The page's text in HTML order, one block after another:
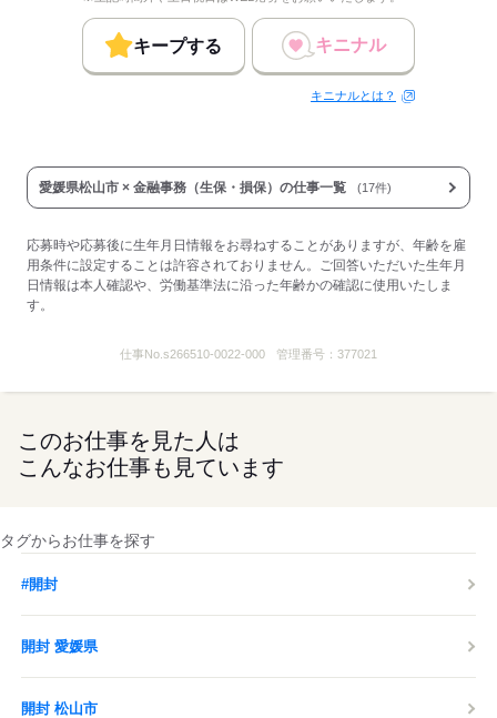
キープする キニナル
キニナルとは？
愛媛県松山市 × 金融事務（生保・損保）の仕事一覧 (17件)
応募時や応募後に生年月日情報をお尋ねすることがありますが、年齢を雇
用条件に設定することは許容されておりません。ご回答いただいた生年月
日情報は本人確認や、労働基準法に沿った年齢かの確認に使用いたしま
す。
仕事No.s266510-0022-000 管理番号： 377021
このお仕事を見た人は
こんなお仕事も見ています
タグからお仕事を探す
#開封
開封 愛媛県
開封 松山市